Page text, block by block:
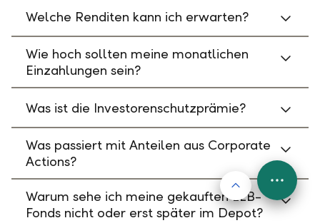
Welche Renditen kann ich erwarten?
Wie hoch sollten meine monatlichen
Einzahlungen sein?
Was ist die Investorenschutzprämie?
Was passiert mit Anteilen aus Corporate
Actions?
Warum sehe ich meine gekauften LLB-
Fonds nicht oder erst später im Depot?
Nach oben
FAB
Menu